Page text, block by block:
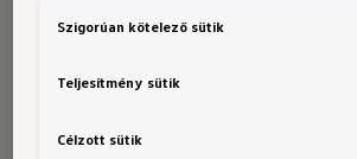
optimalizálja mind az első tengely
differenciálzárját, a
Szigorúan kötelező sütik
Teljesítmény sütik
Célzott sütik